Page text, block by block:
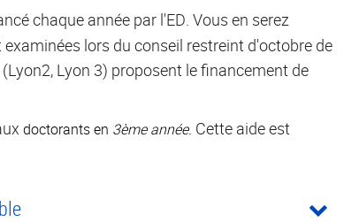
chaque année par l'ED. Vous en serez
lors du conseil restreint d'octobre de
Lyon 3) proposent le financement de
doctorants en 3èmeannée. Cette aide est